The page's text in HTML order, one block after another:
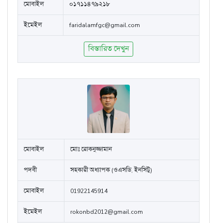
মোবাইল ০১৭১১৪৭৯২১৮
ইমেইল faridalamfgc@gmail.com
বিস্তারিত দেখুন
মোবাইল মোঃ রোকনুজ্জামান
পদবী সহকারী অধ্যাপক (ওএসডি, ইনসিটু)
মোবাইল 01922145914
ইমেইল rokonbd2012@gmail.com